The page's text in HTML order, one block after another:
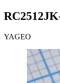
YAGEO